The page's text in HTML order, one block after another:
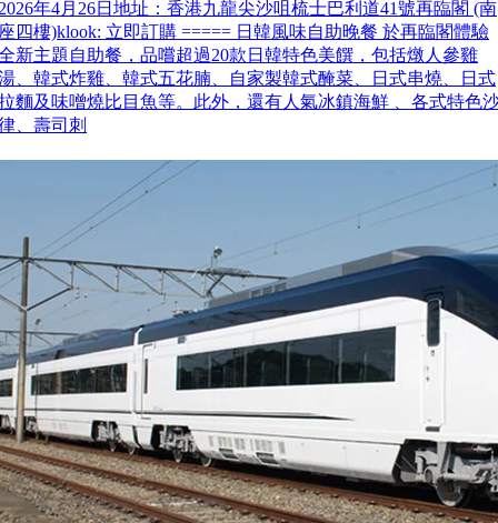
年4月26日地址：香港九龍尖沙咀梳士巴利道41號再臨閣 (南
四樓)klook: 立即訂購 ===== 日韓風味自助晚餐 於再臨閣體驗
新主題自助餐，品嚐超過20款日韓特色美饌，包括燉人參雞
、韓式炸雞、韓式五花腩、自家製韓式醃菜、日式串燒、日式
麵及味噌燒比目魚等。此外，還有人氣冰鎮海鮮 、各式特色
、壽司刺